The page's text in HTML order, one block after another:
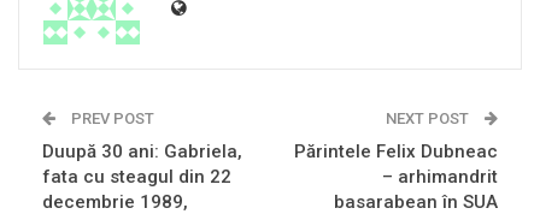
PREV POST
Duupă 30 ani: Gabriela,
fata cu steagul din 22
decembrie 1989,
NEXT POST
Părintele Felix Dubneac
– arhimandrit
basarabean în SUA